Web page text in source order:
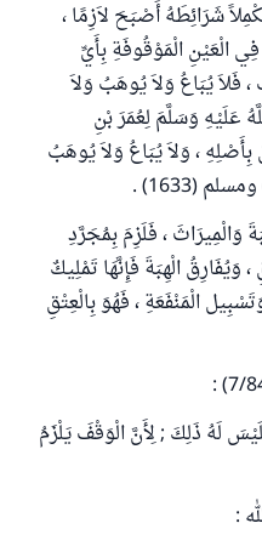
شَرَائِطَهُ أَصْبَحَ لاَزِمًا ،
الْعَيْنِ الْمَوْقُوفَةِ بِأَيِّ
يُبَاعُ وَلاَ يُوهَبُ وَلاَ
عَلَيْهِ وَسَلَّمَ لِعُمَرَ بْنِ
، وَلاَ يُبَاعُ وَلاَ يُوهَبُ
وَالْمِيرَاثَ ، فَلَزِمَ بِمُجَرَّدِ
الْهِبَةَ فَإِنَّهَا تَمْلِيكٌ
الْمَنْفَعَةِ ، فَهُوَ بِالْعِتْقِ
لَهُ ذَلِكَ ; لِأَنَّ الْوَقْفَ يَلْزَمُ
: